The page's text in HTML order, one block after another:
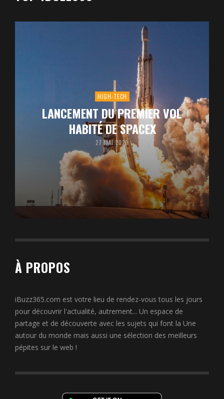
HIGH-TECH
LANCEMENT DU PREMIER VOL
HABITÉ DE SPACEX
27 MAI 2020
À PROPOS
iBuzz365.com est votre lieu de rendez-vous tous les jours
pour découvrir l'actualité, autrement... Un espace de
partage et de découverte avec les sujets qui font la Une
autour du monde mais aussi une sélection des meilleurs
pépites sur le web !